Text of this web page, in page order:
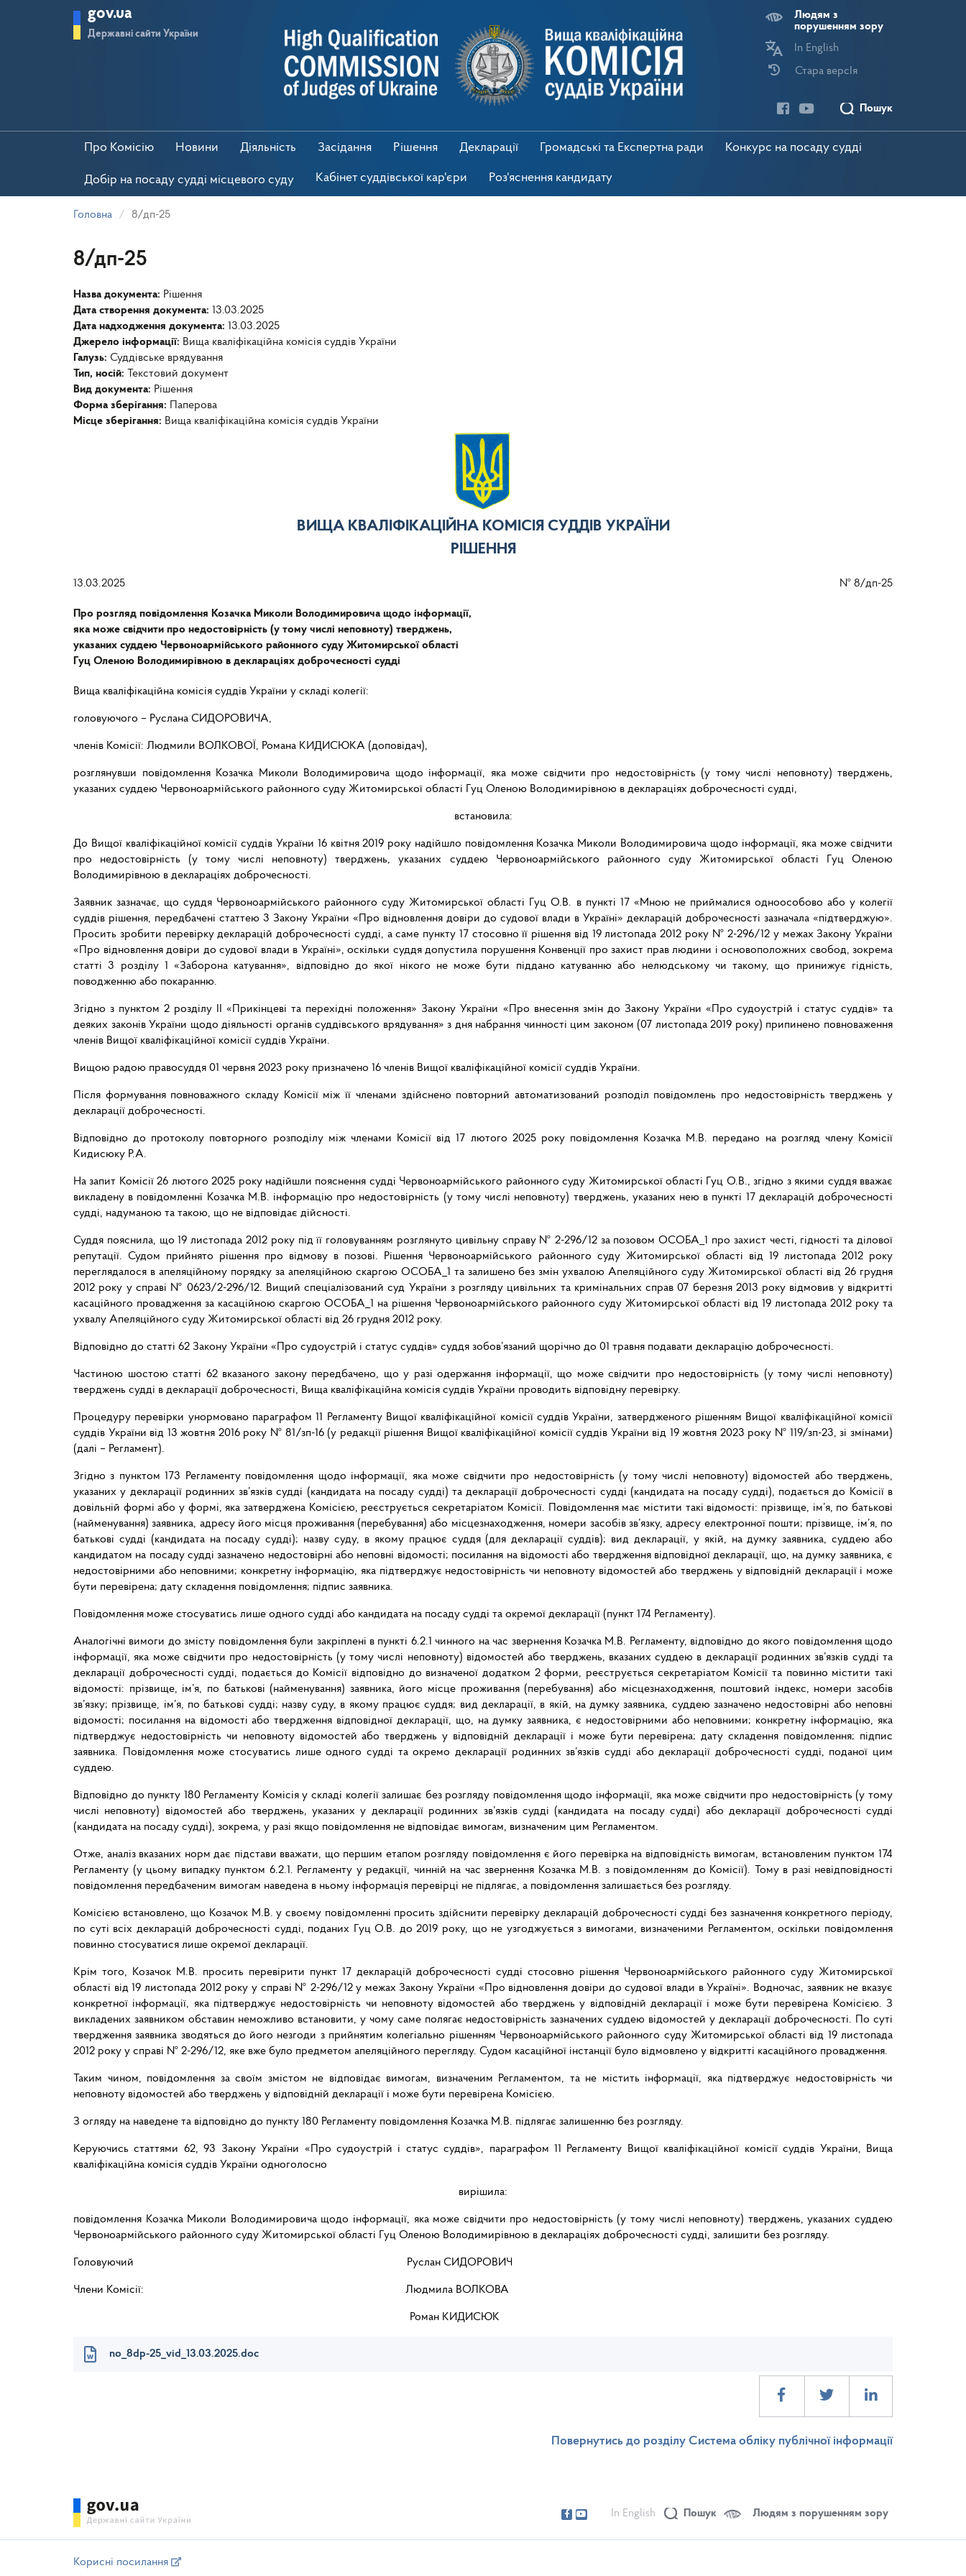
gov.ua
Державні сайти України
Людям з
порушенням зору
In English
Стара версІя
Пошук
Про Комісію Новини Діяльність Засідання Рішення Декларації Громадські та Експертна ради Конкурс на посаду судді
Добір на посаду судді місцевого суду Кабінет суддівської кар'єри Роз'яснення кандидату
Головна 8/дп-25
8/дп-25
Назва документа: Рішення
Дата створення документа: 13.03.2025
Дата надходження документа: 13.03.2025
Джерело інформації: Вища кваліфікаційна комісія суддів України
Галузь: Суддівське врядування
Тип, носій:
Текстовий документ
Вид документа: Рішення
Форма зберігання:
Паперова
Місце зберігання: Вища кваліфікаційна комісія суддів України
ВИЩА КВАЛІФІКАЦІЙНА КОМІСІЯ СУДДІВ УКРАЇНИ
РІШЕННЯ
13.03.2025 № 8/дп-25
Про розгляд повідомлення Козачка Миколи Володимировича щодо інформації,
яка може свідчити про недостовірність (у тому числі неповноту) тверджень,
указаних суддею Червоноармійського районного суду Житомирської області
Гуц Оленою Володимирівною в деклараціях доброчесності судді
Вища кваліфікаційна комісія суддів України у складі колегії:
головуючого – Руслана СИДОРОВИЧА,
членів Комісії: Людмили ВОЛКОВОЇ, Романа КИДИСЮКА (доповідач),
розглянувши повідомлення Козачка Миколи Володимировича щодо інформації, яка може свідчити про недостовірність (у тому числі неповноту) тверджень,
указаних суддею Червоноармійського районного суду Житомирської області Гуц Оленою Володимирівною в деклараціях доброчесності судді,
встановила:
До Вищої кваліфікаційної комісії суддів України 16 квітня 2019 року надійшло повідомлення Козачка Миколи Володимировича щодо інформації, яка може свідчити
про недостовірність (у тому числі неповноту) тверджень, указаних суддею Червоноармійського районного суду Житомирської області Гуц Оленою
Володимирівною в деклараціях доброчесності.
Заявник зазначає, що суддя Червоноармійського районного суду Житомирської області Гуц О.В. в пункті 17 «Мною не приймалися одноособово або у колегії
суддів рішення, передбачені статтею 3 Закону України «Про відновлення довіри до судової влади в Україні» декларацій доброчесності зазначала «підтверджую».
Просить зробити перевірку декларацій доброчесності судді, а саме пункту 17 стосовно її рішення від 19 листопада 2012 року № 2-296/12 у межах Закону України
«Про відновлення довіри до судової влади в Україні», оскільки суддя допустила порушення Конвенції про захист прав людини і основоположних свобод, зокрема
статті 3 розділу 1 «Заборона катування», відповідно до якої нікого не може бути піддано катуванню або нелюдському чи такому, що принижує гідність,
поводженню або покаранню.
Згідно з пунктом 2 розділу ІІ «Прикінцеві та перехідні положення» Закону України «Про внесення змін до Закону України «Про судоустрій і статус суддів» та
деяких законів України щодо діяльності органів суддівського врядування» з дня набрання чинності цим законом (07 листопада 2019 року) припинено повноваження
членів Вищої кваліфікаційної комісії суддів України.
Вищою радою правосуддя 01 червня 2023 року призначено 16 членів Вищої кваліфікаційної комісії суддів України.
Після формування повноважного складу Комісії між її членами здійснено повторний автоматизований розподіл повідомлень про недостовірність тверджень у
декларації доброчесності.
Відповідно до протоколу повторного розподілу між членами Комісії від 17 лютого 2025 року повідомлення Козачка М.В. передано на розгляд члену Комісії
Кидисюку Р.А.
На запит Комісії 26 лютого 2025 року надійшли пояснення судді Червоноармійського районного суду Житомирської області Гуц О.В., згідно з якими суддя вважає
викладену в повідомленні Козачка М.В. інформацію про недостовірність (у тому числі неповноту) тверджень, указаних нею в пункті 17 декларацій доброчесності
судді, надуманою та такою, що не відповідає дійсності.
Суддя пояснила, що 19 листопада 2012 року під її головуванням розглянуто цивільну справу № 2-296/12 за позовом ОСОБА_1 про захист честі, гідності та ділової
репутації. Судом прийнято рішення про відмову в позові. Рішення Червоноармійського районного суду Житомирської області від 19 листопада 2012 року
переглядалося в апеляційному порядку за апеляційною скаргою ОСОБА_1 та залишено без змін ухвалою Апеляційного суду Житомирської області від 26 грудня
2012 року у справі № 0623/2-296/12. Вищий спеціалізований суд України з розгляду цивільних та кримінальних справ 07 березня 2013 року відмовив у відкритті
касаційного провадження за касаційною скаргою ОСОБА_1 на рішення Червоноармійського районного суду Житомирської області від 19 листопада 2012 року та
ухвалу Апеляційного суду Житомирської області від 26 грудня 2012 року.
Відповідно до статті 62 Закону України «Про судоустрій і статус суддів» суддя зобов’язаний щорічно до 01 травня подавати декларацію доброчесності.
Частиною шостою статті 62 вказаного закону передбачено, що у разі одержання інформації, що може свідчити про недостовірність (у тому числі неповноту)
тверджень судді в декларації доброчесності, Вища кваліфікаційна комісія суддів України проводить відповідну перевірку.
Процедуру перевірки унормовано параграфом 11 Регламенту Вищої кваліфікаційної комісії суддів України, затвердженого рішенням Вищої кваліфікаційної комісії
суддів України від 13 жовтня 2016 року № 81/зп-16 (у редакції рішення Вищої кваліфікаційної комісії суддів України від 19 жовтня 2023 року № 119/зп-23, зі змінами)
(далі – Регламент).
Згідно з пунктом 173 Регламенту повідомлення щодо інформації, яка може свідчити про недостовірність (у тому числі неповноту) відомостей або тверджень,
указаних у декларації родинних зв’язків судді (кандидата на посаду судді) та декларації доброчесності судді (кандидата на посаду судді), подається до Комісії в
довільній формі або у формі, яка затверджена Комісією, реєструється секретаріатом Комісії. Повідомлення має містити такі відомості: прізвище, ім’я, по батькові
(найменування) заявника, адресу його місця проживання (перебування) або місцезнаходження, номери засобів зв’язку, адресу електронної пошти; прізвище, ім’я, по
батькові судді (кандидата на посаду судді); назву суду, в якому працює суддя (для декларації суддів); вид декларації, у якій, на думку заявника, суддею або
кандидатом на посаду судді зазначено недостовірні або неповні відомості; посилання на відомості або твердження відповідної декларації, що, на думку заявника, є
недостовірними або неповними; конкретну інформацію, яка підтверджує недостовірність чи неповноту відомостей або тверджень у відповідній декларації і може
бути перевірена; дату складення повідомлення; підпис заявника.
Повідомлення може стосуватись лише одного судді або кандидата на посаду судді та окремої декларації (пункт 174 Регламенту).
Аналогічні вимоги до змісту повідомлення були закріплені в пункті 6.2.1 чинного на час звернення Козачка М.В. Регламенту, відповідно до якого повідомлення щодо
інформації, яка може свідчити про недостовірність (у тому числі неповноту) відомостей або тверджень, вказаних суддею в декларації родинних зв’язків судді та
декларації доброчесності судді, подається до Комісії відповідно до визначеної додатком 2 форми, реєструється секретаріатом Комісії та повинно містити такі
відомості: прізвище, ім’я, по батькові (найменування) заявника, його місце проживання (перебування) або місцезнаходження, поштовий індекс, номери засобів
зв’язку; прізвище, ім’я, по батькові судді; назву суду, в якому працює суддя; вид декларації, в якій, на думку заявника, суддею зазначено недостовірні або неповні
відомості; посилання на відомості або твердження відповідної декларації, що, на думку заявника, є недостовірними або неповними; конкретну інформацію, яка
підтверджує недостовірність чи неповноту відомостей або тверджень у відповідній декларації і може бути перевірена; дату складення повідомлення; підпис
заявника. Повідомлення може стосуватись лише одного судді та окремо декларації родинних зв’язків судді або декларації доброчесності судді, поданої цим
суддею.
Відповідно до пункту 180 Регламенту Комісія у складі колегії залишає без розгляду повідомлення щодо інформації, яка може свідчити про недостовірність (у тому
числі неповноту) відомостей або тверджень, указаних у декларації родинних зв’язків судді (кандидата на посаду судді) або декларації доброчесності судді
(кандидата на посаду судді), зокрема, у разі якщо повідомлення не відповідає вимогам, визначеним цим Регламентом.
Отже, аналіз вказаних норм дає підстави вважати, що першим етапом розгляду повідомлення є його перевірка на відповідність вимогам, встановленим пунктом 174
Регламенту (у цьому випадку пунктом 6.2.1. Регламенту у редакції, чинній на час звернення Козачка М.В. з повідомленням до Комісії). Тому в разі невідповідності
повідомлення передбаченим вимогам наведена в ньому інформація перевірці не підлягає, а повідомлення залишається без розгляду.
Комісією встановлено, що Козачок М.В. у своєму повідомленні просить здійснити перевірку декларацій доброчесності судді без зазначення конкретного періоду,
по суті всіх декларацій доброчесності судді, поданих Гуц О.В. до 2019 року, що не узгоджується з вимогами, визначеними Регламентом, оскільки повідомлення
повинно стосуватися лише окремої декларації.
Крім того, Козачок М.В. просить перевірити пункт 17 декларацій доброчесності судді стосовно рішення Червоноармійського районного суду Житомирської
області від 19 листопада 2012 року у справі № 2-296/12 у межах Закону України «Про відновлення довіри до судової влади в Україні». Водночас, заявник не вказує
конкретної інформації, яка підтверджує недостовірність чи неповноту відомостей або тверджень у відповідній декларації і може бути перевірена Комісією. З
викладених заявником обставин неможливо встановити, у чому саме полягає недостовірність зазначених суддею відомостей у декларації доброчесності. По суті
твердження заявника зводяться до його незгоди з прийнятим колегіально рішенням Червоноармійського районного суду Житомирської області від 19 листопада
2012 року у справі № 2-296/12, яке вже було предметом апеляційного перегляду. Судом касаційної інстанції було відмовлено у відкритті касаційного провадження.
Таким чином, повідомлення за своїм змістом не відповідає вимогам, визначеним Регламентом, та не містить інформації, яка підтверджує недостовірність чи
неповноту відомостей або тверджень у відповідній декларації і може бути перевірена Комісією.
З огляду на наведене та відповідно до пункту 180 Регламенту повідомлення Козачка М.В. підлягає залишенню без розгляду.
Керуючись статтями 62, 93 Закону України «Про судоустрій і статус суддів», параграфом 11 Регламенту Вищої кваліфікаційної комісії суддів України, Вища
кваліфікаційна комісія суддів України одноголосно
вирішила:
повідомлення Козачка Миколи Володимировича щодо інформації, яка може свідчити про недостовірність (у тому числі неповноту) тверджень, указаних суддею
Червоноармійського районного суду Житомирської області Гуц Оленою Володимирівною в деклараціях доброчесності судді, залишити без розгляду.
Головуючий Руслан СИДОРОВИЧ
Члени Комісії: Людмила ВОЛКОВА
Роман КИДИСЮК
no_8dp-25_vid_13.03.2025.doc
Повернутись до розділу Система обліку публічної інформації
Людям з порушенням зору
Пошук
In English
Корисні посилання